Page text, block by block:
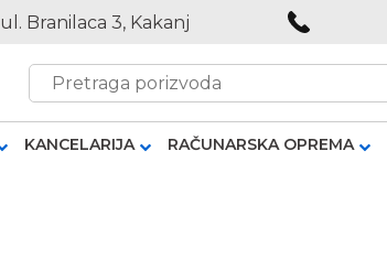
ul. Branilaca 3, Kakanj
KANCELARIJA RAČUNARSKA OPREMA